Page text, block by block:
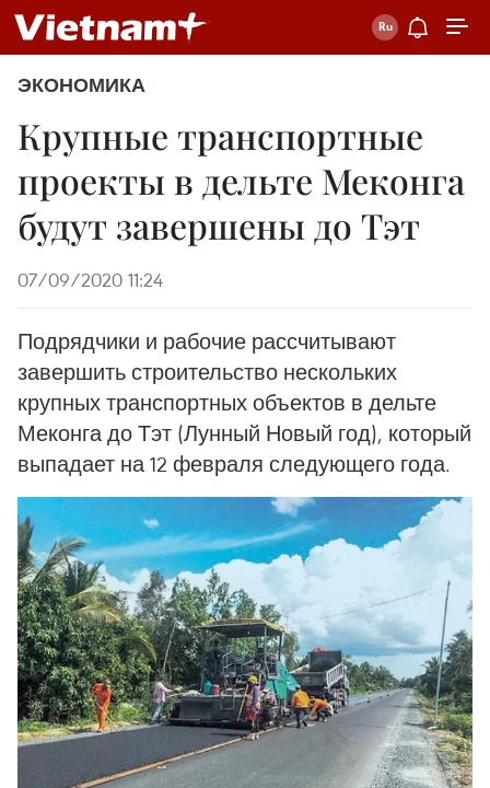
ЭКОНОМИКА
Крупные транспортные
проекты в дельте Меконга
будут завершены до Тэт
07/09/2020 11:24
Подрядчики и рабочие рассчитывают
завершить строительство нескольких
крупных транспортных объектов в дельте
Меконга до Тэт (Лунный Новый год), который
выпадает на 12 февраля следующего года.